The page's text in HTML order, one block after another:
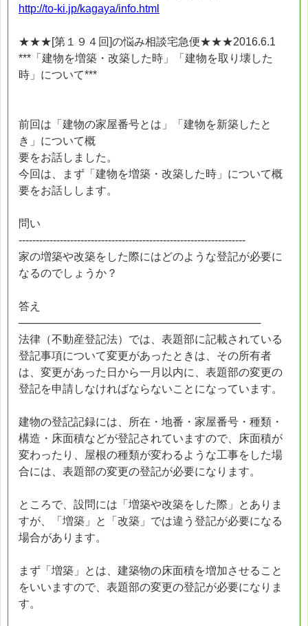
http://to-ki.jp/kagaya/info.html
★★★[第１９４回]の悩み相談宅急便★★★2016.6.1
***「建物を増築・改築した時」「建物を取り壊した
時」について***
前回は「建物の家屋番号とは」「建物を新築したと
き」について概
要をお話しました。
今回は、まず「建物を増築・改築した時」について概
要をお話しします。
問い
------------------------------------------------------------------
家の増築や改築をした際にはどのような登記が必要に
なるのでしょうか？
答え
────────────────────────────────
法律（不動産登記法）では、表題部に記載されている
登記事項について変更があったときは、その所有者
は、変更があった日から一月以内に、表題部の変更の
登記を申請しなければならないことになっています。
建物の登記記録には、所在・地番・家屋番号・種類・
構造・床面積などが登記されていますので、床面積が
変わったり、屋根の種類が変わるような工事をした場
合には、表題部の変更の登記が必要になります。
ところで、設問には「増築や改築をした際」とありま
すが、「増築」と「改築」では違う登記が必要になる
場合があります。
まず「増築」とは、建築物の床面積を増加させること
をいいますので、表題部の変更の登記が必要になりま
す。